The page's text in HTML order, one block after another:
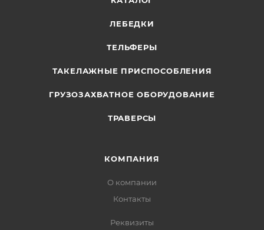
ЛЕБЕДКИ
ТЕЛЬФЕРЫ
ТАКЕЛАЖНЫЕ ПРИСПОСОБЛЕНИЯ
ГРУЗОЗАХВАТНОЕ ОБОРУДОВАНИЕ
ТРАВЕРСЫ
КОМПАНИЯ
О компании
Контакты
Реквизиты